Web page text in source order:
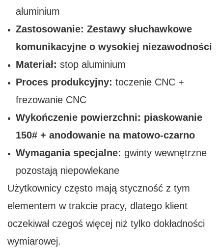
aluminium
Zastosowanie: Zestawy słuchawkowe
komunikacyjne o wysokiej niezawodności
Materiał: stop aluminium
Proces produkcyjny: toczenie CNC +
frezowanie CNC
Wykończenie powierzchni: piaskowanie
150# + anodowanie na matowo-czarno
Wymagania specjalne: gwinty wewnętrzne
pozostają niepowlekane
Użytkownicy często mają styczność z tym
elementem w trakcie pracy, dlatego klient
oczekiwał czegoś więcej niż tylko dokładności
wymiarowej.